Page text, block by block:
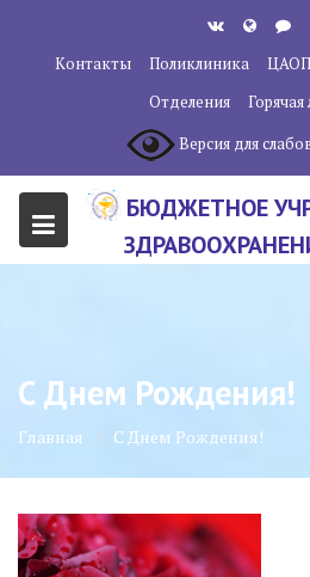
содержанию
Контакты Поликлиника ЦАОП
Отделения
Горячая
Версия для
БЮДЖЕТНОЕ
ЦЕНТР"
С Днем Рождения!
Главная С Днем Рождения!